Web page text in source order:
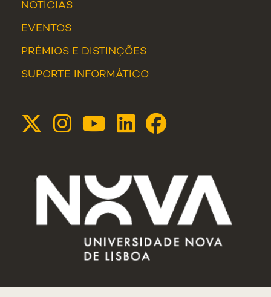
NOTÍCIAS
EVENTOS
PRÉMIOS E DISTINÇÕES
SUPORTE INFORMÁTICO